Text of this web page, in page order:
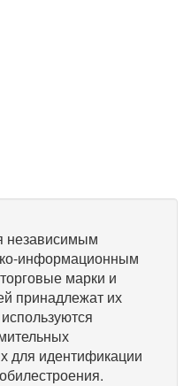
независимым
информационным
марки и
принадлежат их
для идентификации